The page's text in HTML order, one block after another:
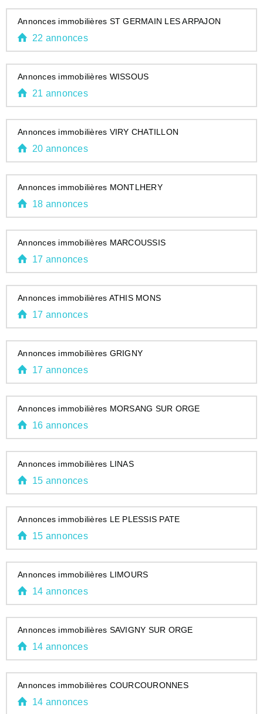
Annonces immobilières ST GERMAIN LES ARPAJON
22 annonces
Annonces immobilières WISSOUS
21 annonces
Annonces immobilières VIRY CHATILLON
20 annonces
Annonces immobilières MONTLHERY
18 annonces
Annonces immobilières MARCOUSSIS
17 annonces
Annonces immobilières ATHIS MONS
17 annonces
Annonces immobilières GRIGNY
17 annonces
Annonces immobilières MORSANG SUR ORGE
16 annonces
Annonces immobilières LINAS
15 annonces
Annonces immobilières LE PLESSIS PATE
15 annonces
Annonces immobilières LIMOURS
14 annonces
Annonces immobilières SAVIGNY SUR ORGE
14 annonces
Annonces immobilières COURCOURONNES
14 annonces